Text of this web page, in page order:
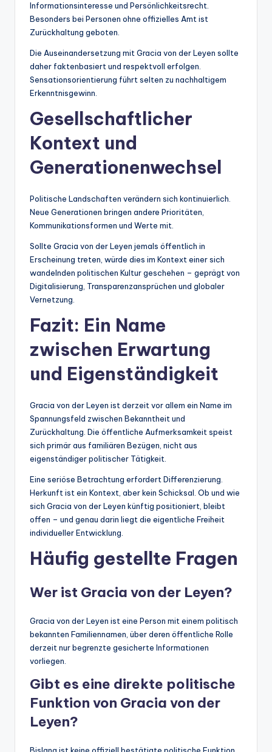
Informationsinteresse und Persönlichkeitsrecht.
Besonders bei Personen ohne offizielles Amt ist
Zurückhaltung geboten.
Die Auseinandersetzung mit Gracia von der Leyen sollte
daher faktenbasiert und respektvoll erfolgen.
Sensationsorientierung führt selten zu nachhaltigem
Erkenntnisgewinn.
Gesellschaftlicher
Kontext und
Generationenwechsel
Politische Landschaften verändern sich kontinuierlich.
Neue Generationen bringen andere Prioritäten,
Kommunikationsformen und Werte mit.
Sollte Gracia von der Leyen jemals öffentlich in
Erscheinung treten, würde dies im Kontext einer sich
wandelnden politischen Kultur geschehen – geprägt von
Digitalisierung, Transparenzansprüchen und globaler
Vernetzung.
Fazit: Ein Name
zwischen Erwartung
und Eigenständigkeit
Gracia von der Leyen ist derzeit vor allem ein Name im
Spannungsfeld zwischen Bekanntheit und
Zurückhaltung. Die öffentliche Aufmerksamkeit speist
sich primär aus familiären Bezügen, nicht aus
eigenständiger politischer Tätigkeit.
Eine seriöse Betrachtung erfordert Differenzierung.
Herkunft ist ein Kontext, aber kein Schicksal. Ob und wie
sich Gracia von der Leyen künftig positioniert, bleibt
offen – und genau darin liegt die eigentliche Freiheit
individueller Entwicklung.
Häufig gestellte Fragen
Wer ist Gracia von der Leyen?
Gracia von der Leyen ist eine Person mit einem politisch
bekannten Familiennamen, über deren öffentliche Rolle
derzeit nur begrenzte gesicherte Informationen
vorliegen.
Gibt es eine direkte politische
Funktion von Gracia von der
Leyen?